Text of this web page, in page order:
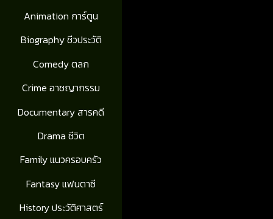
Animation การ์ตูน
Biography ชีวประวัติ
Comedy ตลก
Crime อาชญากรรม
Documentary สารคดี
Drama ชีวิต
Family แนวครอบครัว
Fantasy แฟนตาซี
History ประวัติศาสตร์